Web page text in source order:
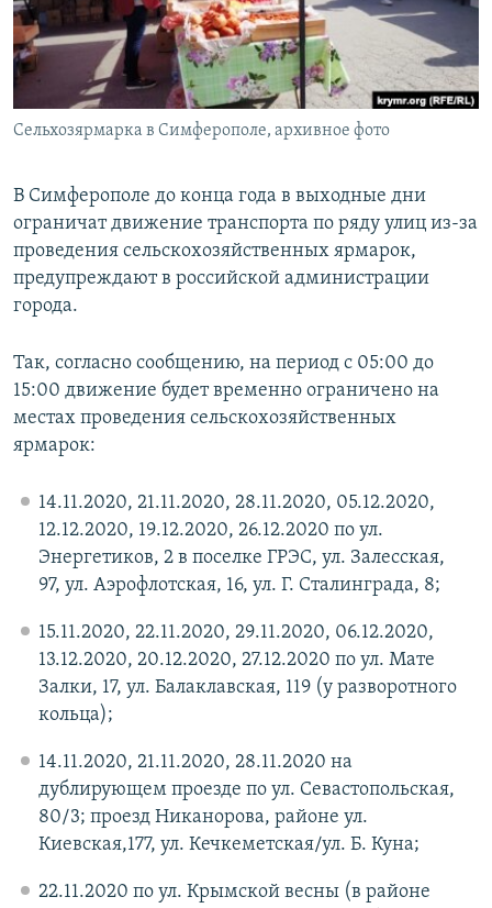
ПОБЕДИТЕЛЕЙ НЕ СУДЯТ?
КРЫМ.НЕПОКОРЕННЫЙ
ELIFBE
УКРАИНСКАЯ ПРОБЛЕМА КРЫМА
ПРИСОЕДИНЯЙТЕСЬ!
Сельхозярмарка в Симферополе, архивное фото
В Симферополе до конца года в выходные дни
ограничат движение транспорта по ряду улиц из-за
проведения сельскохозяйственных ярмарок,
предупреждают в российской администрации
города.
Так, согласно сообщению, на период с 05:00 до
15:00 движение будет временно ограничено на
местах проведения сельскохозяйственных
ярмарок:
14.11.2020, 21.11.2020, 28.11.2020, 05.12.2020,
12.12.2020, 19.12.2020, 26.12.2020 по ул.
Энергетиков, 2 в поселке ГРЭС, ул. Залесская,
97, ул. Аэрофлотская, 16, ул. Г. Сталинграда, 8;
15.11.2020, 22.11.2020, 29.11.2020, 06.12.2020,
13.12.2020, 20.12.2020, 27.12.2020 по ул. Мате
Залки, 17, ул. Балаклавская, 119 (у разворотного
кольца);
14.11.2020, 21.11.2020, 28.11.2020 на
дублирующем проезде по ул. Севастопольская,
80/3; проезд Никанорова, районе ул.
Киевская,177, ул. Кечкеметская/ул. Б. Куна;
22.11.2020 по ул. Крымской весны (в районе